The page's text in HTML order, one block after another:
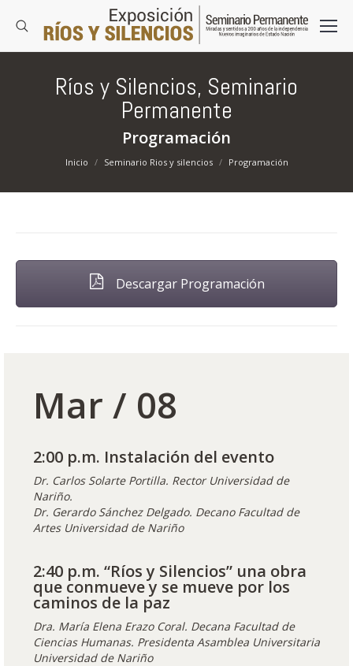
Ríos y Silencios, Seminario
Permanente
Programación
Estás aquí:
Inicio Seminario Rios y silencios Programación
Descargar Programación
Mar / 08
2:00 p.m. Instalación del evento
Dr. Carlos Solarte Portilla. Rector Universidad de
Nariño.
Dr. Gerardo Sánchez Delgado. Decano Facultad de
Artes Universidad de Nariño
2:40 p.m. “Ríos y Silencios” una obra
que conmueve y se mueve por los
caminos de la paz
Dra. María Elena Erazo Coral. Decana Facultad de
Ciencias Humanas. Presidenta Asamblea Universitaria
Universidad de Nariño